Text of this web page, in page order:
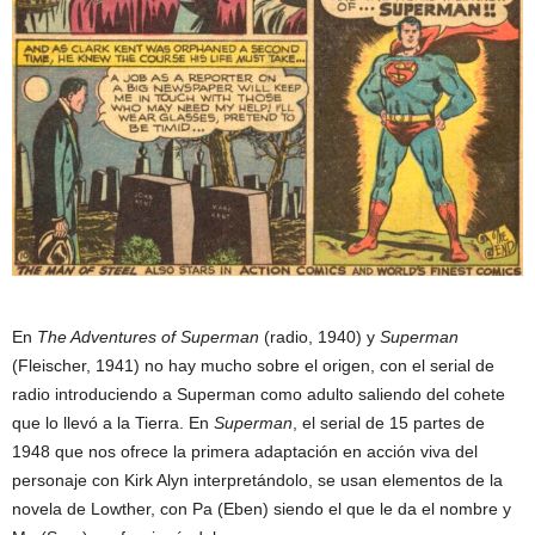
En The Adventures of Superman (radio, 1940) y Superman
(Fleischer, 1941) no hay mucho sobre el origen, con el serial de
radio introduciendo a Superman como adulto saliendo del cohete
que lo llevó a la Tierra. En Superman , el serial de 15 partes de
1948 que nos ofrece la primera adaptación en acción viva del
personaje con Kirk Alyn interpretándolo, se usan elementos de la
novela de Lowther, con Pa (Eben) siendo el que le da el nombre y